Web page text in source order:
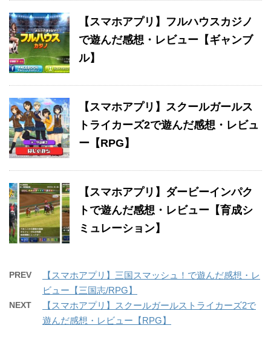
【スマホアプリ】フルハウスカジノ
で遊んだ感想・レビュー【ギャンブ
ル】
【スマホアプリ】スクールガールス
トライカーズ2で遊んだ感想・レビュ
ー【RPG】
【スマホアプリ】ダービーインパク
トで遊んだ感想・レビュー【育成シ
ミュレーション】
PREV
【スマホアプリ】三国スマッシュ！で遊んだ感想・レ
ビュー【三国志/RPG】
NEXT
【スマホアプリ】スクールガールストライカーズ2で
遊んだ感想・レビュー【RPG】